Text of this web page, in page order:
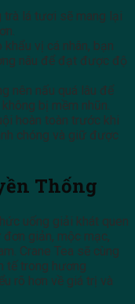
trà lá tươi sẽ mang lại
vị cá nhân, bạn
nâu để đạt được độ
nên nấu quá lâu để
bị mềm nhũn.
hoàn toàn trước khi
chóng và giữ được
Thống
uống giải khát quen
giản, mộc mạc,
Crane Tea sẽ cùng
tế trong hương
rõ hơn về giá trị và